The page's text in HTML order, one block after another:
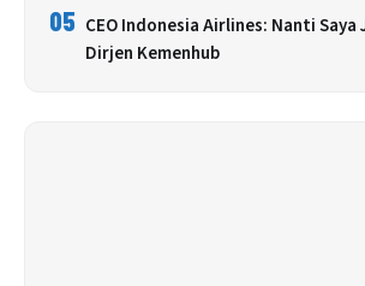
05 CEO Indonesia Airlines: Nanti Saya
Dirjen Kemenhub